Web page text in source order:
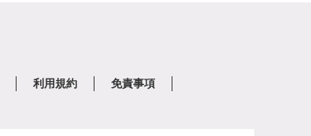
利用規約
免責事項